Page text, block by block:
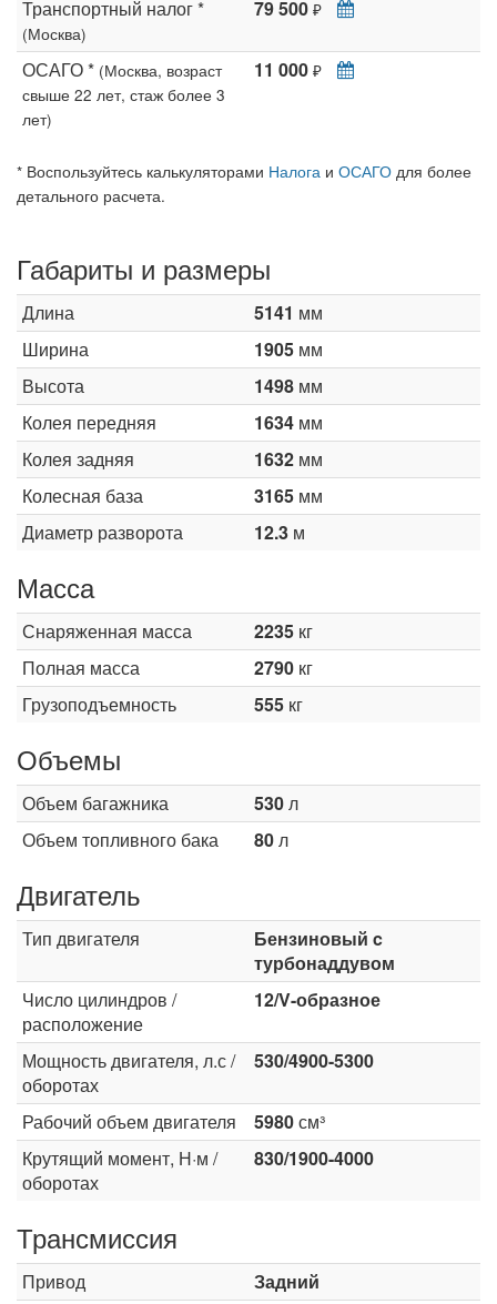
Транспортный налог *
(Москва)
79 500 ₽
ОСАГО * (Москва, возраст
свыше 22 лет, стаж более 3
лет)
11 000 ₽
* Воспользуйтесь калькуляторами Налога и ОСАГО для более
детального расчета.
Габариты и размеры
Длина 5141 мм
Ширина
1905 мм
Высота
1498 мм
Колея передняя
1634 мм
Колея задняя
1632 мм
Колесная база
3165 мм
Диаметр разворота
12.3 м
Масса
Снаряженная масса 2235 кг
Полная масса
2790 кг
Грузоподъемность
555 кг
Объемы
Объем багажника 530л
Объем топливного бака
80л
Двигатель
Тип двигателя
Бензиновый c
турбонаддувом
Число цилиндров /
расположение
12/V-образное
Мощность двигателя, л.с /
оборотах
530/4900-5300
Рабочий объем двигателя 5980см³
Крутящий момент, Н·м /
оборотах
830/1900-4000
Трансмиссия
Привод
Задний